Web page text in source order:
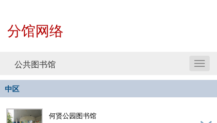
分馆网络
公共图书馆
中区
何贤公园图书馆